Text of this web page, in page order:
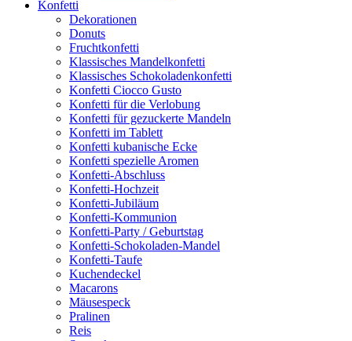
Konfetti
Dekorationen
Donuts
Fruchtkonfetti
Klassisches Mandelkonfetti
Klassisches Schokoladenkonfetti
Konfetti Ciocco Gusto
Konfetti für die Verlobung
Konfetti für gezuckerte Mandeln
Konfetti im Tablett
Konfetti kubanische Ecke
Konfetti spezielle Aromen
Konfetti-Abschluss
Konfetti-Hochzeit
Konfetti-Jubiläum
Konfetti-Kommunion
Konfetti-Party / Geburtstag
Konfetti-Schokoladen-Mandel
Konfetti-Taufe
Kuchendeckel
Macarons
Mäusespeck
Pralinen
Reis